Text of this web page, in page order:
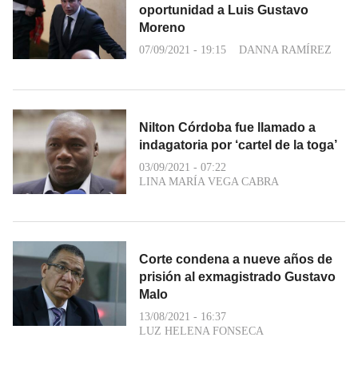
oportunidad a Luis Gustavo
Moreno
07/09/2021 - 19:15 DANNA RAMÍREZ
Nilton Córdoba fue llamado a
indagatoria por ‘cartel de la toga’
03/09/2021 - 07:22
LINA MARÍA VEGA CABRA
Corte condena a nueve años de
prisión al exmagistrado Gustavo
Malo
13/08/2021 - 16:37
LUZ HELENA FONSECA